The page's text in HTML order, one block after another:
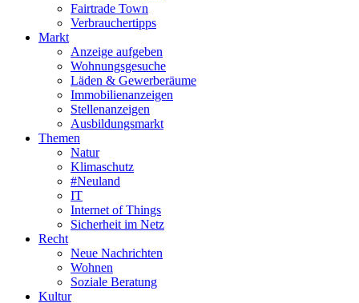
Fairtrade Town
Verbrauchertipps
Markt
Anzeige aufgeben
Wohnungsgesuche
Läden & Gewerberäume
Immobilienanzeigen
Stellenanzeigen
Ausbildungsmarkt
Themen
Natur
Klimaschutz
#Neuland
IT
Internet of Things
Sicherheit im Netz
Recht
Neue Nachrichten
Wohnen
Soziale Beratung
Kultur